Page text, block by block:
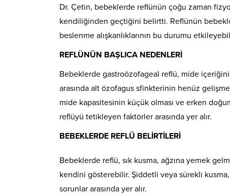
Dr. Çetin, bebeklerde reflünün çoğu zaman
kendiliğinden geçtiğini belirtti. Reflünün
beslenme alışkanlıklarının bu durumu
REFLÜNÜN BAŞLICA NEDENLERİ
Bebeklerde gastroözofageal reflü, mide
arasında alt özofagus sfinkterinin henüz
mide kapasitesinin küçük olması ve erken
reflüyü tetikleyen faktörler arasında yer alır.
BEBEKLERDE REFLÜ BELİRTİLERİ
Bebeklerde reflü, sık kusma, ağzına yemek
kendini gösterebilir. Şiddetli veya sürekli
sorunlar arasında yer alır.